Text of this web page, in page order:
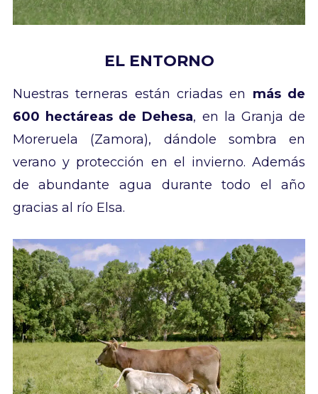
EL ENTORNO
Nuestras terneras están criadas en más de
600 hectáreas de Dehesa, en la Granja de
Moreruela (Zamora), dándole sombra en
verano y protección en el invierno. Además
de abundante agua durante todo el año
gracias al río Elsa.